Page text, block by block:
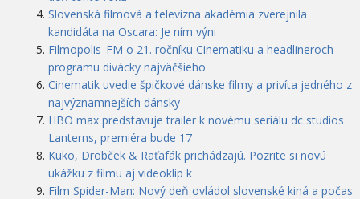
Slovenská filmová a televízna akadémia zverejnila
kandidáta na Oscara: Je ním výni
Filmopolis_FM o 21. ročníku Cinematiku a headlineroch
programu divácky najväčšieho
Cinematik uvedie špičkové dánske filmy a privíta jedného z
najvýznamnejších dánsky
HBO max predstavuje trailer k novému seriálu dc studios
Lanterns, premiéra bude 17
Kuko, Drobček & Raťafák prichádzajú. Pozrite si novú
ukážku z filmu aj videoklip k
Film Spider-Man: Nový deň ovládol slovenské kiná a počas